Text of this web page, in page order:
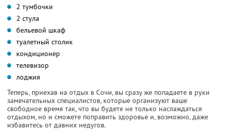
2 тумбочки
2 стула
бельевой шкаф
туалетный столик
кондиционер
телевизор
лоджия
Теперь, приехав на отдых в Сочи, вы сразу же попадаете в руки
замечательных специалистов, которые организуют ваше
свободное время так, что вы будете не только наслаждаться
отдыхом, но и сможете поправить здоровье и, возможно, даже
избавитесь от давних недугов.